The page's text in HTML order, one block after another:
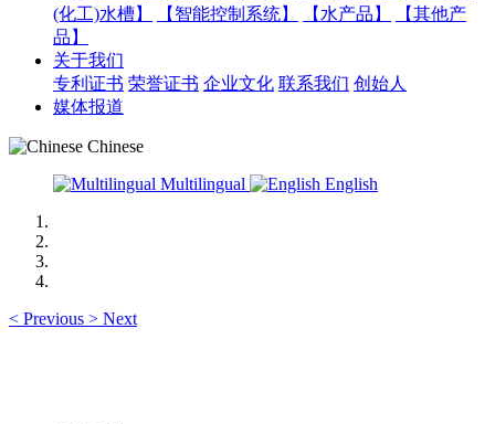
(化工)水槽】
【智能控制系统】 【水产品】
【其他产
品】
关于我们
专利证书 荣誉证书 企业文化 联系我们 创始人
媒体报道
Chinese
Multilingual
English
< Previous > Next